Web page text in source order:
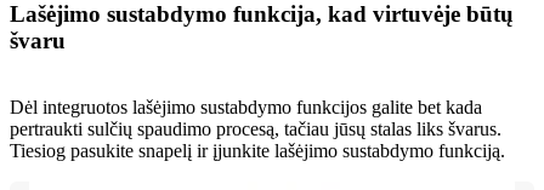
Lašėjimo sustabdymo funkcija, kad virtuvėje būtų
švaru
Dėl integruotos lašėjimo sustabdymo funkcijos galite bet kada
pertraukti sulčių spaudimo procesą, tačiau jūsų stalas liks švarus.
Tiesiog pasukite snapelį ir įjunkite lašėjimo sustabdymo funkciją.